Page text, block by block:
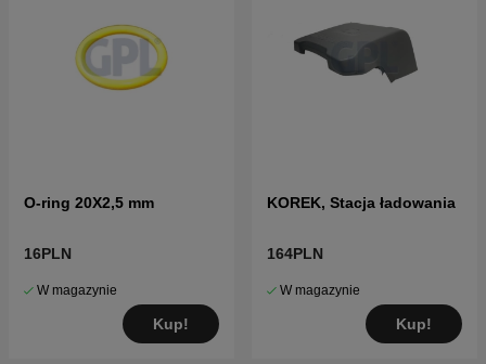
O-ring 20X2,5 mm
16PLN
W magazynie
Kup!
KOREK, Stacja ładowania
164PLN
W magazynie
Kup!